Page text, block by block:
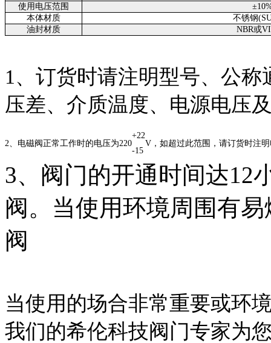
使用电压范围
本体材质
不锈钢
油封材质
NBR或
1、订货时请注明型号、公
压差、介质温度、电源电压
2、电磁阀正常工作时的电压为220
+22
V，如超过此范围，请订货时注
-15
3、阀门的开通时间达12
阀。当使用环境周围有
阀
当使用的场合非常重要或环
我们的希伦科技阀门专家为